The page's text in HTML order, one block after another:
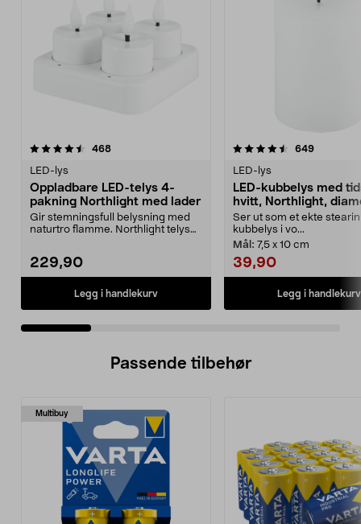
468anmeldelser
LED-lys
Oppladbare LED-telys 4-
pakning Northlight med lader
Gir stemningsfull belysning med
naturtro flamme. Northlight telys
229,90
Legg i handlekurv
4.5 av 5 stjerner 649
LED-lys
LED-kubbelys med
hvitt, Northlight,
cm
Ser ut som et ekte
kubbelys i vo...
Mål: 7,5 x 10 cm
39,90
Legg i handlekurv
4.5 av 5 stjerner
Passende tilbehør
Multibuy